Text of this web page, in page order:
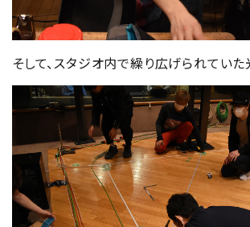
そして、スタジオ内で繰り広げられていた